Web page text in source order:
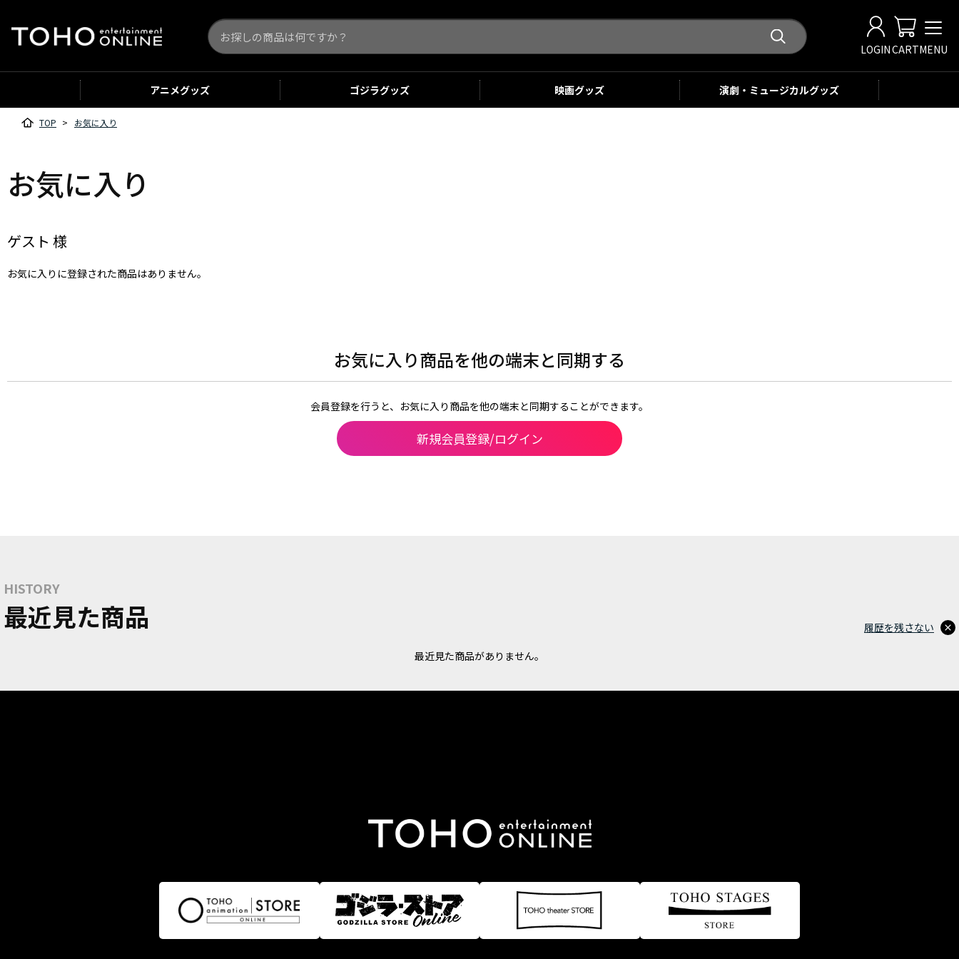
LOGINCARTMENU
アニメグッズ ゴジラグッズ 映画グッズ 演劇・ミュージカルグッズ
お気に入り
ゲスト 様
お気に入りに登録された商品はありません。
お気に入り商品を他の端末と同期する
会員登録を行うと、お気に入り商品を他の端末と同期することができます。
新規会員登録/ログイン
TOP > お気に入り
HISTORY
最近見た商品
最近見た商品がありません。
履歴を残さない